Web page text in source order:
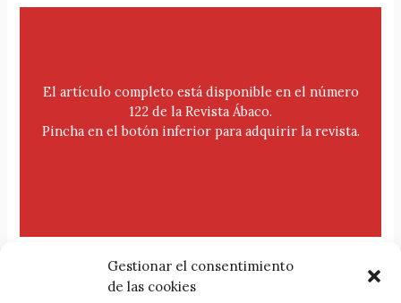
Gestionar el consentimiento
de las cookies
El artículo completo está disponible en el número
122 de la Revista Ábaco.
Pincha en el botón inferior para adquirir la revista.